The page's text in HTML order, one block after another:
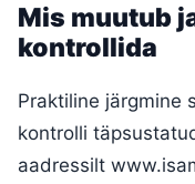
Mis muutub
kontrollida
Praktiline järgmine
kontrolli
aadressilt